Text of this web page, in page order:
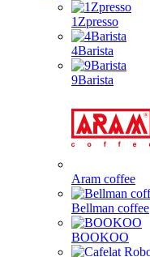
1Zpresso
4Barista
9Barista
Aram coffee
Bellman coffee
BOOKOO